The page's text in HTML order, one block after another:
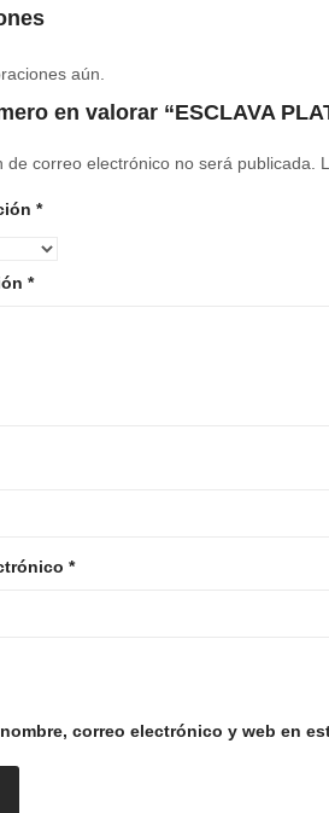
aún.
en valorar “ESCLAVA
de correo electrónico no será publicada.
*
*
*
correo electrónico y web en